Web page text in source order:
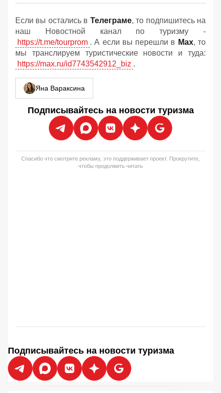
Если вы остались в Телеграме, то подпишитесь на
наш Новостной канал по туризму -
https://t.me/tourprom . А если вы перешли в Мах, то
мы транслируем туристические новости и туда:
https://max.ru/id7743542912_biz .
Яна Вараксина
Подписывайтесь на новости туризма
Спасибо что смотрите рекламу, это поддерживает проект. Прокрутите,
чтобы продолжить читать
Подписывайтесь на новости туризма